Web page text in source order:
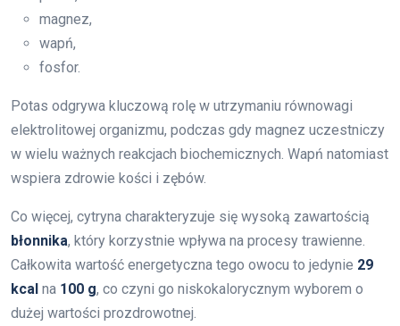
magnez,
wapń,
fosfor.
Potas odgrywa kluczową rolę w utrzymaniu równowagi
elektrolitowej organizmu, podczas gdy magnez uczestniczy
w wielu ważnych reakcjach biochemicznych. Wapń natomiast
wspiera zdrowie kości i zębów.
Co więcej, cytryna charakteryzuje się wysoką zawartością
błonnika, który korzystnie wpływa na procesy trawienne.
Całkowita wartość energetyczna tego owocu to jedynie 29
kcal na 100 g, co czyni go niskokalorycznym wyborem o
dużej wartości prozdrowotnej.